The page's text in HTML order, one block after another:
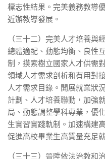
標志性結果。完美義務教導
近辦教導發展。
（三十二）完美人才培養與
總體適配、動態均衡、良性
制，摸索樹立國家人才供需
領域人才需求剖析和有用對
人才需求目錄。開展就業狀
計劃、人才培養聯動，加強
局、動態調整學科專業，優
生實習實踐軌制。加速構建
促進高校畢業生高質量充足
（三十三）晉陞依法治教和